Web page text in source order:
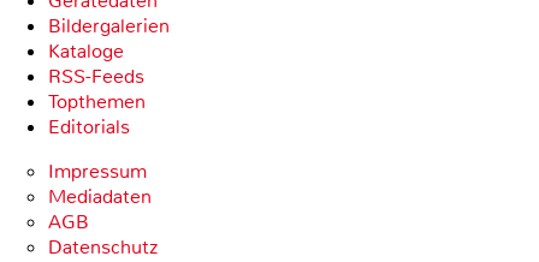
Bildergalerien
Kataloge
RSS-Feeds
Topthemen
Editorials
Impressum
Mediadaten
AGB
Datenschutz